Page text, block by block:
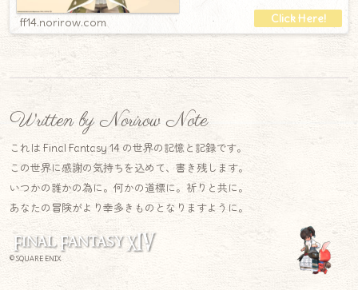
ff14.norirow.com
Written by Norirow Note
これは Final Fantasy 14 の世界の記憶と記録です。
この世界に感謝の気持ちを込めて、書き残します。
いつかの誰かの為に。何かの道標に。祈りと共に。
あなたの冒険がより幸多きものとなりますように。
© SQUARE ENIX